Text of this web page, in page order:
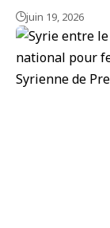
juin 19, 2026